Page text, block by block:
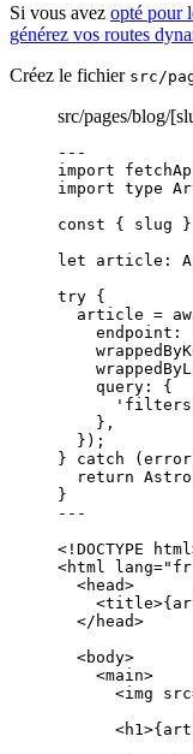
Si vous avez opté pour
générez vos routes
Créez le fichier src/
src/pages/blog/
---
import
import type
const { slug }
let article :
try {
article =
endpoint:
query: {
'
},
});
} catch
return Astro
}
---
<! DOCTYPE html
<html lang=" fr
<head>
<title>{
</ head>
<body>
<main>
<img src
<h1 >{